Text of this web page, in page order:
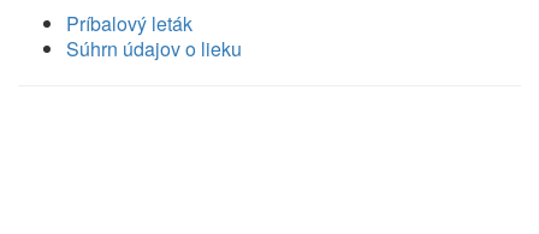
Príbalový leták
Súhrn údajov o lieku